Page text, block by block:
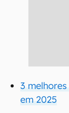
3
em 2025